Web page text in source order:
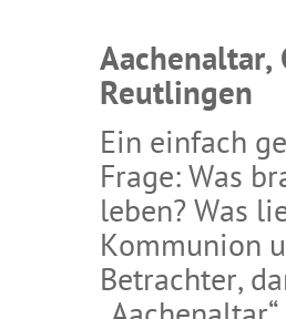
Aachenaltar,
Reutlingen
Ein einfach
Frage: Was
leben? Was
Kommunion
Betrachter,